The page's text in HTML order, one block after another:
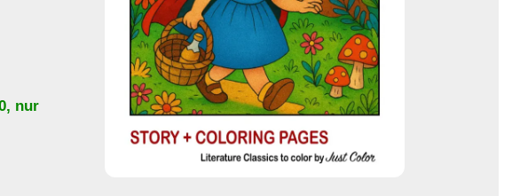
, nur